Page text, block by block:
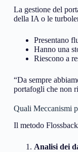
La gestione del
della IA o le
Presentano
Hanno una
Riescono a
“Da sempre
portafogli che non
Quali Meccanismi
Il metodo
Analisi dei